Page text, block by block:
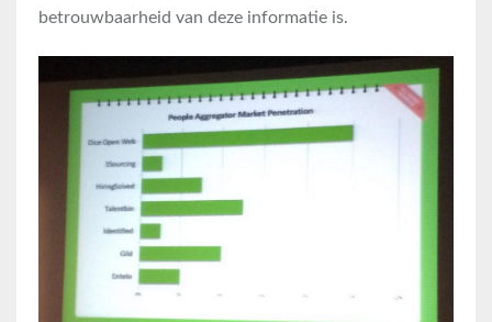
betrouwbaarheid van deze informatie is.